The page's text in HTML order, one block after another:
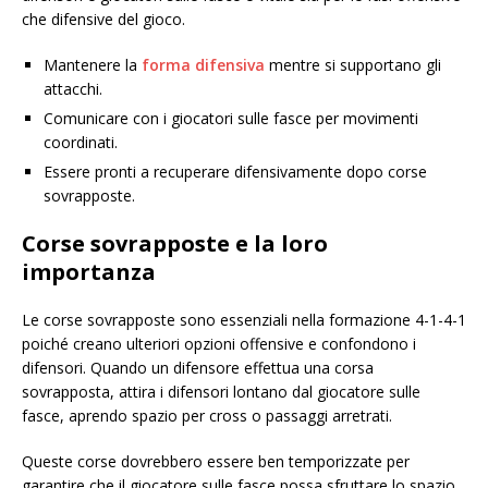
che difensive del gioco.
Mantenere la forma difensiva mentre si supportano gli
attacchi.
Comunicare con i giocatori sulle fasce per movimenti
coordinati.
Essere pronti a recuperare difensivamente dopo corse
sovrapposte.
Corse sovrapposte e la loro
importanza
Le corse sovrapposte sono essenziali nella formazione 4-1-4-1
poiché creano ulteriori opzioni offensive e confondono i
difensori. Quando un difensore effettua una corsa
sovrapposta, attira i difensori lontano dal giocatore sulle
fasce, aprendo spazio per cross o passaggi arretrati.
Queste corse dovrebbero essere ben temporizzate per